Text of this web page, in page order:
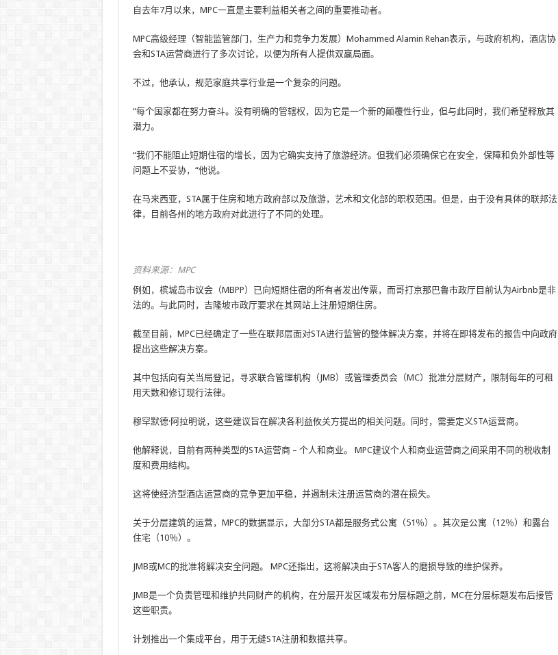
自去年7月以来，MPC一直是主要利益相关者之间的重要推动者。
MPC高级经理（智能监管部门，生产力和竞争力发展）Mohammed Alamin Rehan表示，与政府机构，酒店协
会和STA运营商进行了多次讨论，以便为所有人提供双赢局面。
不过，他承认，规范家庭共享行业是一个复杂的问题。
“每个国家都在努力奋斗。没有明确的管辖权，因为它是一个新的颠覆性行业，但与此同时，我们希望释放其
潜力。
“我们不能阻止短期住宿的增长，因为它确实支持了旅游经济。但我们必须确保它在安全，保障和负外部性等
问题上不妥协，“他说。
在马来西亚，STA属于住房和地方政府部以及旅游，艺术和文化部的职权范围。但是，由于没有具体的联邦法
律，目前各州的地方政府对此进行了不同的处理。
资料来源：MPC
例如，槟城岛市议会（MBPP）已向短期住宿的所有者发出传票，而哥打京那巴鲁市政厅目前认为Airbnb是非
法的。与此同时，吉隆坡市政厅要求在其网站上注册短期住房。
截至目前，MPC已经确定了一些在联邦层面对STA进行监管的整体解决方案，并将在即将发布的报告中向政府
提出这些解决方案。
其中包括向有关当局登记，寻求联合管理机构（JMB）或管理委员会（MC）批准分层财产，限制每年的可租
用天数和修订现行法律。
穆罕默德·阿拉明说，这些建议旨在解决各利益攸关方提出的相关问题。同时，需要定义STA运营商。
他解释说，目前有两种类型的STA运营商 – 个人和商业。 MPC建议个人和商业运营商之间采用不同的税收制
度和费用结构。
这将使经济型酒店运营商的竞争更加平稳，并遏制未注册运营商的潜在损失。
关于分层建筑的运营，MPC的数据显示，大部分STA都是服务式公寓（51％）。其次是公寓（12％）和露台
住宅（10％）。
JMB或MC的批准将解决安全问题。 MPC还指出，这将解决由于STA客人的磨损导致的维护保养。
JMB是一个负责管理和维护共同财产的机构，在分层开发区域发布分层标题之前，MC在分层标题发布后接管
这些职责。
计划推出一个集成平台，用于无缝STA注册和数据共享。